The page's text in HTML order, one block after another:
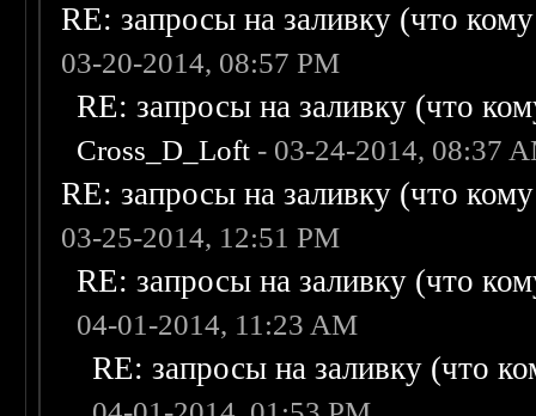
RE: запросы на заливку (что
03-20-2014, 08:57 PM
RE: запросы на заливку (что
Cross_D_Loft - 03-24-2014, 08:37
RE: запросы на заливку (что
03-25-2014, 12:51 PM
RE: запросы на заливку (что
04-01-2014, 11:23 AM
RE: запросы на заливку (что